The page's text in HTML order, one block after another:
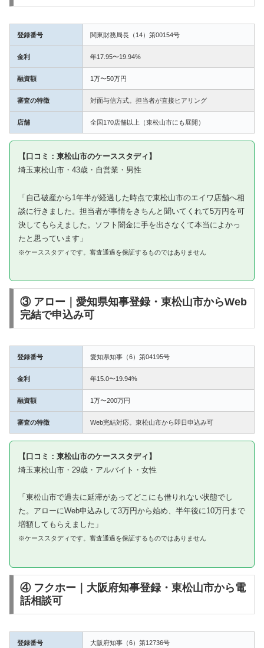
登録番号 関東財務局長（14）第00154号
金利 年17.95〜19.94%
融資額 1万〜50万円
審査の特徴 対面与信方式。担当者が直接ヒアリング
店舗 全国170店舗以上（東松山市にも展開）
【口コミ：東松山市のケーススタディ】
埼玉東松山市・43歳・自営業・男性
「自己破産から1年半が経過した時点で東松山市のエイワ店舗へ相
談に行きました。担当者が事情をきちんと聞いてくれて5万円を可
決してもらえました。ソフト闇金に手を出さなくて本当によかっ
たと思っています」
※ケーススタディです。審査通過を保証するものではありません
③ アロー｜愛知県知事登録・東松山市からWeb
完結で申込み可
登録番号 愛知県知事（6）第04195号
金利 年15.0〜19.94%
融資額 1万〜200万円
審査の特徴 Web完結対応。東松山市から即日申込み可
【口コミ：東松山市のケーススタディ】
埼玉東松山市・29歳・アルバイト・女性
「東松山市で過去に延滞があってどこにも借りれない状態でし
た。アローにWeb申込みして3万円から始め、半年後に10万円まで
増額してもらえました」
※ケーススタディです。審査通過を保証するものではありません
④ フクホー｜大阪府知事登録・東松山市から電
話相談可
登録番号 大阪府知事（6）第12736号